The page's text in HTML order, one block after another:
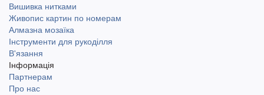
Вишивка нитками
Живопис картин по номерам
Алмазна мозаїка
Інструменти для рукоділля
В'язання
Інформація
Партнерам
Про нас